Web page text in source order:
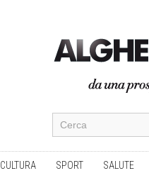
CULTURA SPORT SALUTE